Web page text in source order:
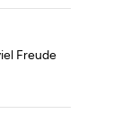
Freude